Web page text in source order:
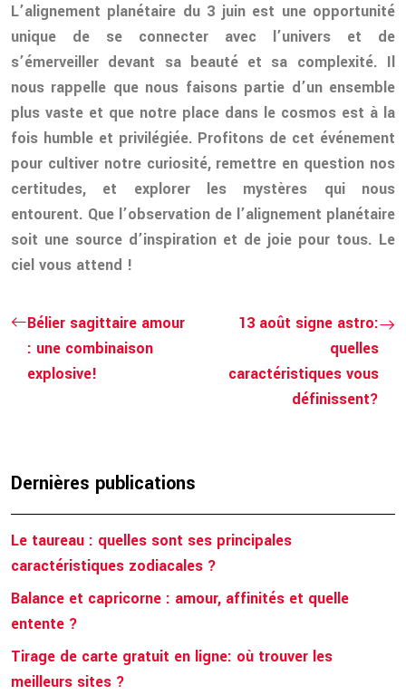
L’alignement planétaire du 3 juin est une opportunité
unique de se connecter avec l’univers et de
s’émerveiller devant sa beauté et sa complexité. Il
nous rappelle que nous faisons partie d’un ensemble
plus vaste et que notre place dans le cosmos est à la
fois humble et privilégiée. Profitons de cet événement
pour cultiver notre curiosité, remettre en question nos
certitudes, et explorer les mystères qui nous
entourent. Que l’observation de l’alignement planétaire
soit une source d’inspiration et de joie pour tous. Le
ciel vous attend !
Bélier sagittaire amour
: une combinaison
explosive!
13 août signe astro:
quelles
caractéristiques vous
définissent?
Dernières publications
Le taureau : quelles sont ses principales
caractéristiques zodiacales ?
Balance et capricorne : amour, affinités et quelle
entente ?
Tirage de carte gratuit en ligne: où trouver les
meilleurs sites ?